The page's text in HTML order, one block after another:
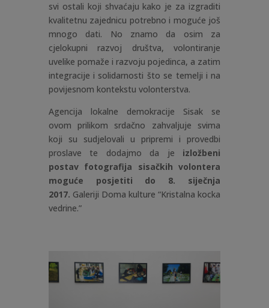
svi ostali koji shvaćaju kako je za izgraditi
kvalitetnu zajednicu potrebno i moguće još
mnogo dati. No znamo da osim za
cjelokupni razvoj društva, volontiranje
uvelike pomaže i razvoju pojedinca, a zatim
integracije i solidarnosti što se temelji i na
povijesnom kontekstu volonterstva.
Agencija lokalne demokracije Sisak se
ovom prilikom srdačno zahvaljuje svima
koji su sudjelovali u pripremi i provedbi
proslave te dodajmo da je izložbeni
postav fotografija sisačkih volontera
moguće posjetiti do 8. siječnja
2017. Galeriji Doma kulture “Kristalna kocka
vedrine.”